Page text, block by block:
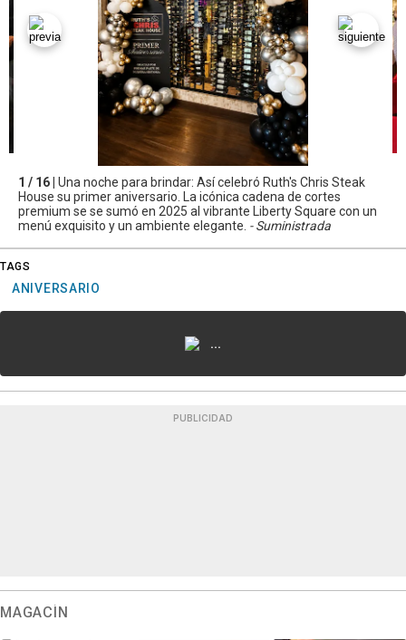
1 / 16 | Una noche para brindar: Así celebró Ruth's Chris Steak
House su primer aniversario. La icónica cadena de cortes
premium se se sumó en 2025 al vibrante Liberty Square con un
menú exquisito y un ambiente elegante. - Suministrada
TAGS
ANIVERSARIO
...
PUBLICIDAD
MAGACÍN